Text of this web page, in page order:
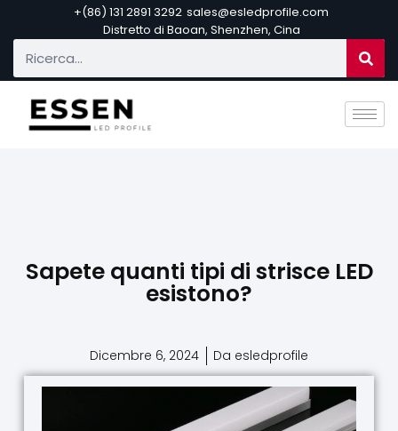
+(86) 131 2891 3292 sales@esledprofile.com
Distretto di Baoan, Shenzhen, Cina
Sapete quanti tipi di strisce LED
esistono?
Dicembre 6, 2024 Da esledprofile